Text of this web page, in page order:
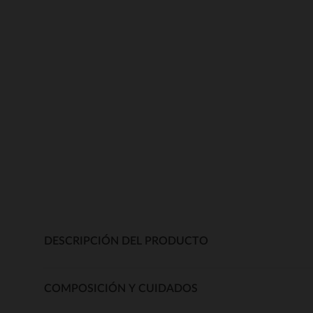
DESCRIPCIÓN DEL PRODUCTO
COMPOSICIÓN Y CUIDADOS